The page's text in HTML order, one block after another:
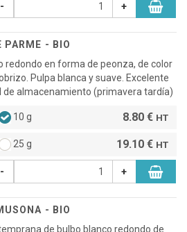
- +
PARME - BIO
redondo en forma de peonza, de color
Pulpa blanca y suave. Excelente
de almacenamiento (primavera tardía)
10 g 8.80 € HT
25 g 19.10 € HT
- +
- BIO
de bulbo blanco redondo de